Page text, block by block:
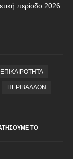
περίοδο 2026
ΕΠΙΚΑΙΡΟΤΗΤΑ
ΠΕΡΙΒΑΛΛΟΝ
ΤΟ